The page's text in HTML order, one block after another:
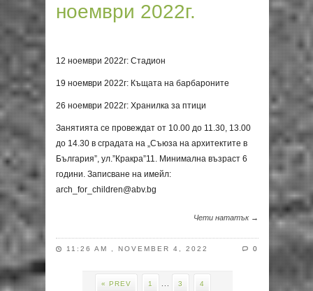
ноември 2022г.
12 ноември 2022г: Стадион
19 ноември 2022г: Къщата на барбароните
26 ноември 2022г: Хранилка за птици
Занятията се провеждат от 10.00 до 11.30, 13.00
до 14.30 в сградата на „Съюза на архитектите в
България”, ул.”Кракра”11. Минимална възраст 6
години. Записване на имейл:
arch_for_children@abv.bg
Чети нататък →
11:26 AM , NOVEMBER 4, 2022 0
« PREV 1 ... 3 4